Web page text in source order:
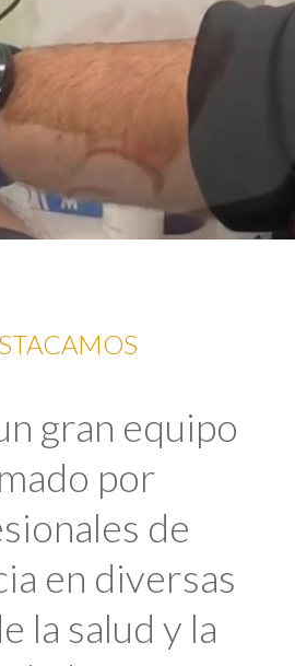
gran equipo
por
de
en diversas
la salud y la